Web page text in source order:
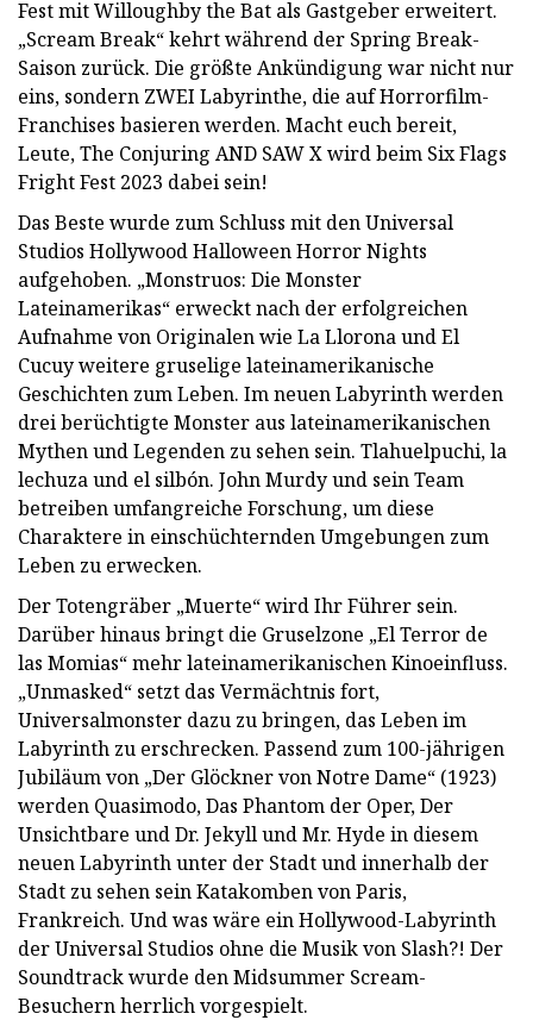
Fest mit Willoughby the Bat als Gastgeber erweitert.
„Scream Break“ kehrt während der Spring Break-
Saison zurück. Die größte Ankündigung war nicht nur
eins, sondern ZWEI Labyrinthe, die auf Horrorfilm-
Franchises basieren werden. Macht euch bereit,
Leute, The Conjuring AND SAW X wird beim Six Flags
Fright Fest 2023 dabei sein!
Das Beste wurde zum Schluss mit den Universal
Studios Hollywood Halloween Horror Nights
aufgehoben. „Monstruos: Die Monster
Lateinamerikas“ erweckt nach der erfolgreichen
Aufnahme von Originalen wie La Llorona und El
Cucuy weitere gruselige lateinamerikanische
Geschichten zum Leben. Im neuen Labyrinth werden
drei berüchtigte Monster aus lateinamerikanischen
Mythen und Legenden zu sehen sein. Tlahuelpuchi, la
lechuza und el silbón. John Murdy und sein Team
betreiben umfangreiche Forschung, um diese
Charaktere in einschüchternden Umgebungen zum
Leben zu erwecken.
Der Totengräber „Muerte“ wird Ihr Führer sein.
Darüber hinaus bringt die Gruselzone „El Terror de
las Momias“ mehr lateinamerikanischen Kinoeinfluss.
„Unmasked“ setzt das Vermächtnis fort,
Universalmonster dazu zu bringen, das Leben im
Labyrinth zu erschrecken. Passend zum 100-jährigen
Jubiläum von „Der Glöckner von Notre Dame“ (1923)
werden Quasimodo, Das Phantom der Oper, Der
Unsichtbare und Dr. Jekyll und Mr. Hyde in diesem
neuen Labyrinth unter der Stadt und innerhalb der
Stadt zu sehen sein Katakomben von Paris,
Frankreich. Und was wäre ein Hollywood-Labyrinth
der Universal Studios ohne die Musik von Slash?! Der
Soundtrack wurde den Midsummer Scream-
Besuchern herrlich vorgespielt.